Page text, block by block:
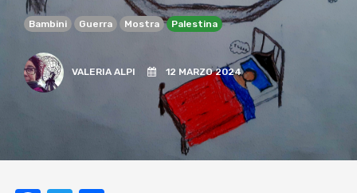
Bambini Guerra Mostra Palestina
VALERIA ALPI 12 MARZO 2024